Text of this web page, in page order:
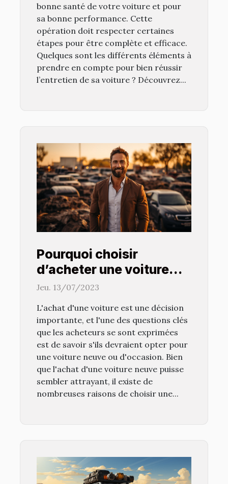
bonne santé de votre voiture et pour
sa bonne performance. Cette
opération doit respecter certaines
étapes pour être complète et efficace.
Quelques sont les différents éléments à
prendre en compte pour bien réussir
l’entretien de sa voiture ? Découvrez...
Pourquoi choisir
d’acheter une voiture
d’occasion ?
Jeu. 13/07/2023
L'achat d'une voiture est une décision
importante, et l'une des questions clés
que les acheteurs se sont exprimées
est de savoir s'ils devraient opter pour
une voiture neuve ou d'occasion. Bien
que l'achat d'une voiture neuve puisse
sembler attrayant, il existe de
nombreuses raisons de choisir une...